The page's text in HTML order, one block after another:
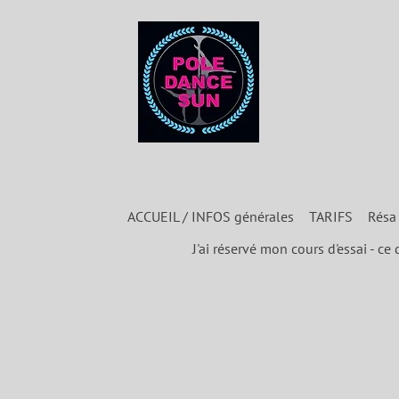
ACCUEIL / INFOS générales TARIFS
J'ai réservé mon cours d'essai -